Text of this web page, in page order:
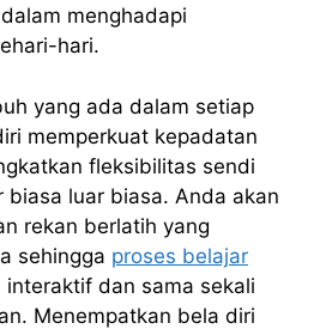
menghadapi
hari.
yang ada dalam setiap
memperkuat kepadatan
fleksibilitas sendi
biasa luar biasa. Anda akan
rekan berlatih yang
sehingga proses belajar
dan sama sekali
Menempatkan bela diri